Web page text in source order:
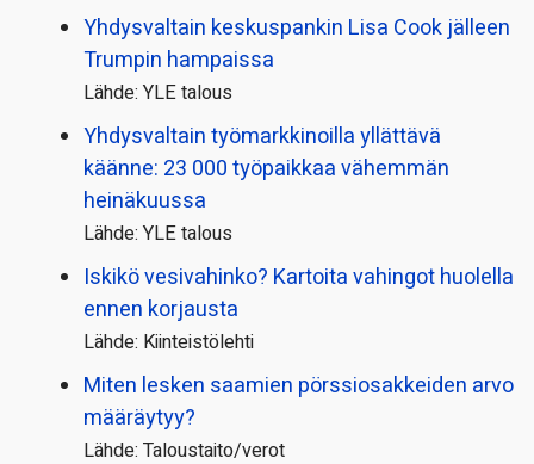
Yhdysvaltain keskuspankin Lisa Cook jälleen
Trumpin hampaissa
Lähde: YLE talous
Yhdysvaltain työmarkkinoilla yllättävä
käänne: 23 000 työpaikkaa vähemmän
heinäkuussa
Lähde: YLE talous
Iskikö vesivahinko? Kartoita vahingot huolella
ennen korjausta
Lähde: Kiinteistölehti
Miten lesken saamien pörssi­osakkeiden arvo
määräytyy?
Lähde: Taloustaito/verot